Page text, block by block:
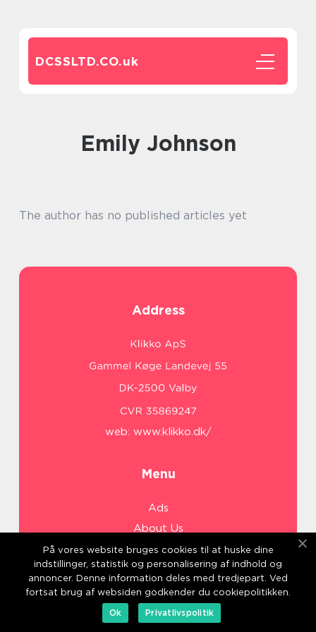
DCSSLTD.CO.uk
Emily Johnson
The author has no published articles yet
Address
web: www.klikko.dk/
Menu
Ads
About Us
Cookies
Contact
Sitemap
På vores website bruges cookies til at huske dine
indstillinger, statistik og personalisering af indhold og
annoncer. Denne information deles med tredjepart. Ved
fortsat brug af websiden godkender du cookiepolitikken.
Ok
Privatlivspolitik